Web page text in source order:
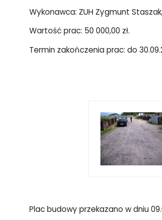
Wykonawca: ZUH Zygmunt
Wartość prac: 50 000,00 zł.
Termin zakończenia prac: do
Plac budowy przekazano w dniu